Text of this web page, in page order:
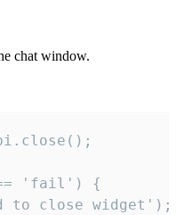
chat window.
'fail') {
to close widget');